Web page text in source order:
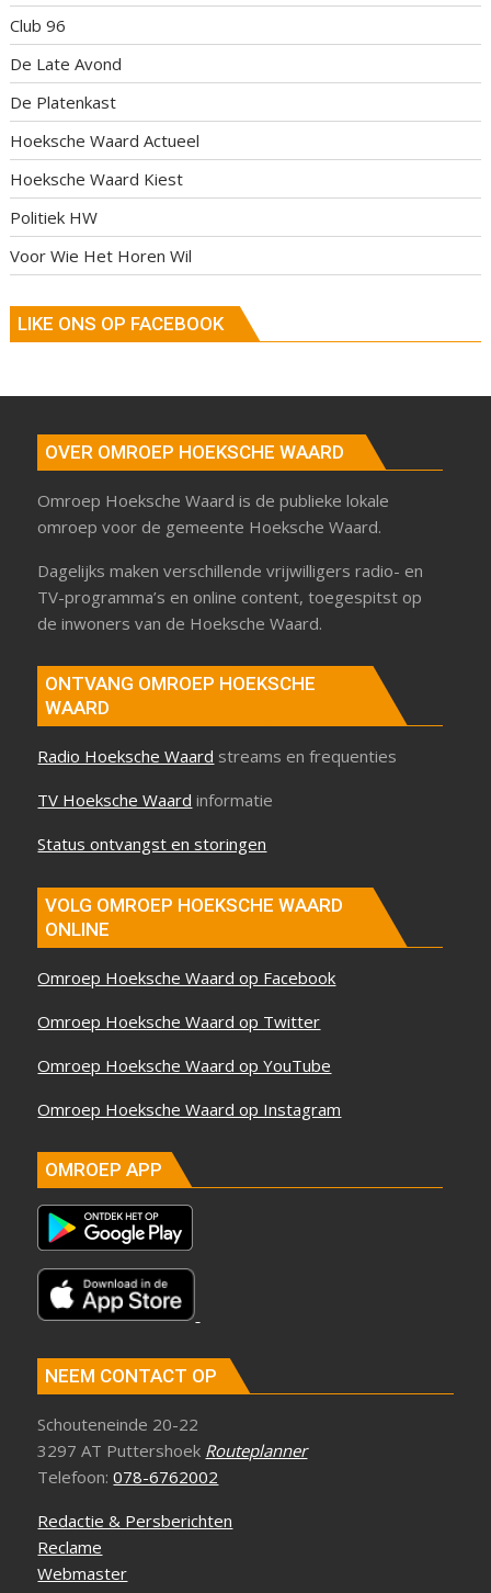
Club 96
De Late Avond
De Platenkast
Hoeksche Waard Actueel
Hoeksche Waard Kiest
Politiek HW
Voor Wie Het Horen Wil
LIKE ONS OP FACEBOOK
OVER OMROEP HOEKSCHE WAARD
Omroep Hoeksche Waard is de publieke lokale
omroep voor de gemeente Hoeksche Waard.
Dagelijks maken verschillende vrijwilligers radio- en
TV-programma’s en online content, toegespitst op
de inwoners van de Hoeksche Waard.
ONTVANG OMROEP HOEKSCHE
WAARD
Radio Hoeksche Waard streams en frequenties
TV Hoeksche Waard informatie
Status ontvangst en storingen
VOLG OMROEP HOEKSCHE WAARD
ONLINE
Omroep Hoeksche Waard op Facebook
Omroep Hoeksche Waard op Twitter
Omroep Hoeksche Waard op YouTube
Omroep Hoeksche Waard op Instagram
OMROEP APP
NEEM CONTACT OP
Schouteneinde 20-22
3297 AT Puttershoek Routeplanner
Telefoon:078-6762002
Redactie & Persberichten
Reclame
Webmaster